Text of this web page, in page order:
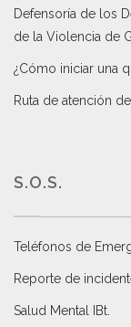
Defensoría de los
de la Violencia de
¿Cómo iniciar una
Ruta de atención
S.O.S.
Teléfonos de
Reporte de
Salud Mental IBt